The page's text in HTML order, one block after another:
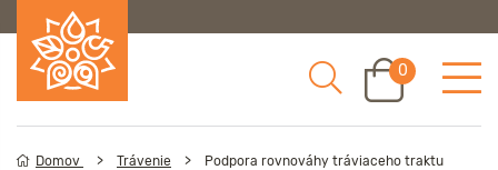
0
Domov Trávenie Podpora rovnováhy tráviaceho traktu